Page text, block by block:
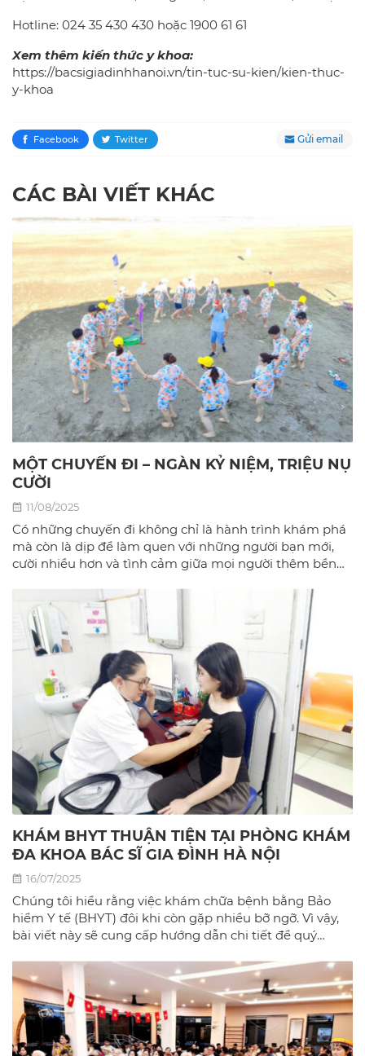
Hotline: 024 35 430 430 hoặc 1900 61 61
Xem thêm kiến thức y khoa:
https://bacsigiadinhhanoi.vn/tin-tuc-su-kien/kien-thuc-
y-khoa
Facebook Twitter Gửi email
CÁC BÀI VIẾT KHÁC
MỘT CHUYẾN ĐI – NGÀN KỶ NIỆM, TRIỆU NỤ
CƯỜI
11/08/2025
Có những chuyến đi không chỉ là hành trình khám phá
mà còn là dịp để làm quen với những người bạn mới,
cười nhiều hơn và tình cảm giữa mọi người thêm bền
KHÁM BHYT THUẬN TIỆN TẠI PHÒNG KHÁM
ĐA KHOA BÁC SĨ GIA ĐÌNH HÀ NỘI
16/07/2025
Chúng tôi hiểu rằng việc khám chữa bệnh bằng Bảo
hiểm Y tế (BHYT) đôi khi còn gặp nhiều bỡ ngỡ. Vì vậy,
bài viết này sẽ cung cấp hướng dẫn chi tiết để quý
quả nhất tại phòng khám đa khoa Bác sĩ gia đình hà
Nội.